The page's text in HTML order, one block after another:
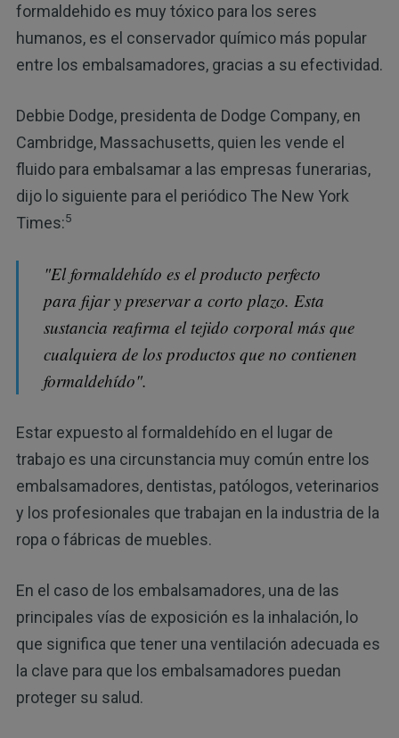
formaldehido es muy tóxico para los seres
humanos, es el conservador químico más popular
entre los embalsamadores, gracias a su efectividad.
Debbie Dodge, presidenta de Dodge Company, en
Cambridge, Massachusetts, quien les vende el
fluido para embalsamar a las empresas funerarias,
dijo lo siguiente para el periódico The New York
Times:5
"El formaldehído es el producto perfecto
para fijar y preservar a corto plazo. Esta
sustancia reafirma el tejido corporal más que
cualquiera de los productos que no contienen
formaldehído".
Estar expuesto al formaldehído en el lugar de
trabajo es una circunstancia muy común entre los
embalsamadores, dentistas, patólogos, veterinarios
y los profesionales que trabajan en la industria de la
ropa o fábricas de muebles.
En el caso de los embalsamadores, una de las
principales vías de exposición es la inhalación, lo
que significa que tener una ventilación adecuada es
la clave para que los embalsamadores puedan
proteger su salud.